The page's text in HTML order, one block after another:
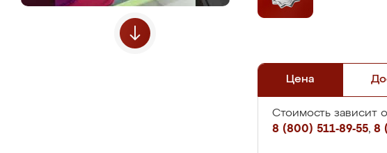
Цена
Стоимость зависит
8 (800) 511-89-55, 8